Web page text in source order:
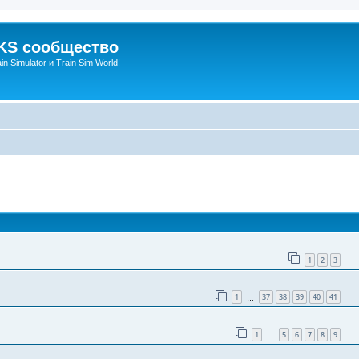
сообщество
Simulator и Train Sim World!
1 2 3
1 37 38 39 40 41
1 … 5 6 7 8 9